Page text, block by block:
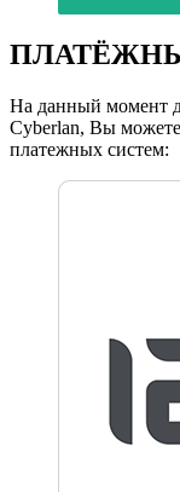
На данный момент
Cyberlan, Вы можете
платежных систем: